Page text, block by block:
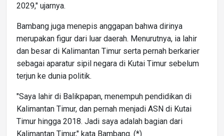
2029," ujarnya.
Bambang juga menepis anggapan bahwa dirinya
merupakan figur dari luar daerah. Menurutnya, ia lahir
dan besar di Kalimantan Timur serta pernah berkarier
sebagai aparatur sipil negara di Kutai Timur sebelum
terjun ke dunia politik.
"Saya lahir di Balikpapan, menempuh pendidikan di
Kalimantan Timur, dan pernah menjadi ASN di Kutai
Timur hingga 2018. Jadi saya adalah bagian dari
Kalimantan Timur," kata Bambang. (*)